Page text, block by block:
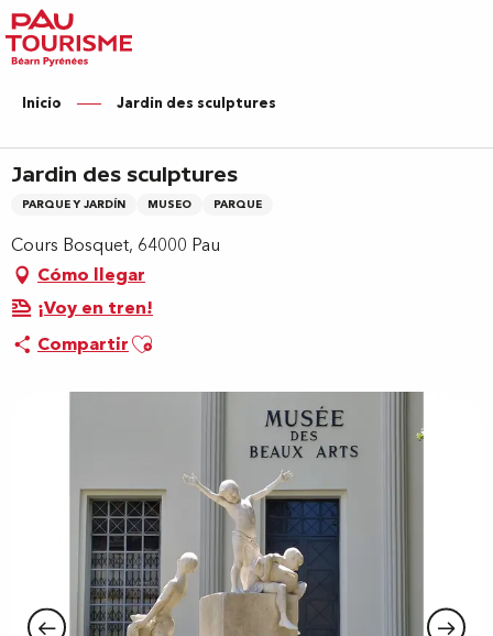
Aller
au
contenu
principal
Inicio Jardin des sculptures
Jardin des sculptures
PARQUE Y JARDÍN MUSEO PARQUE
Cours Bosquet, 64000 Pau
Cómo llegar
¡Voy en tren!
CompartirAjouter aux favoris